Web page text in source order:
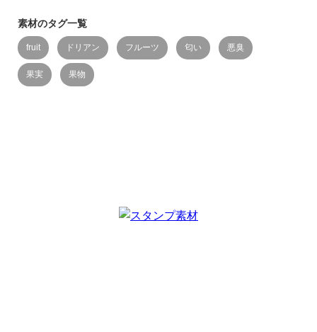
素材のタグ一覧
fruit ドリアン フルーツ 匂い 悪臭
果実 果物